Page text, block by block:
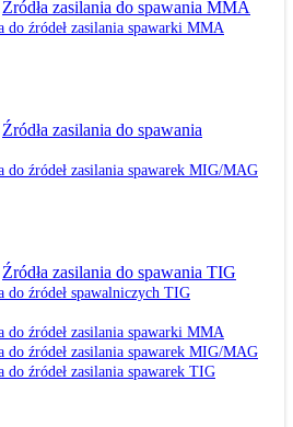
Źródła zasilania do spawania MMA
do źródeł zasilania spawarki MMA
Źródła zasilania do spawania
do źródeł zasilania spawarek MIG/MAG
Źródła zasilania do spawania TIG
do źródeł spawalniczych TIG
do źródeł zasilania spawarki MMA
do źródeł zasilania spawarek MIG/MAG
do źródeł zasilania spawarek TIG